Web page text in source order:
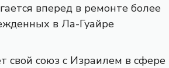
вперед в ремонте более
в Ла-Гуайре
свой союз с Израилем в сфере